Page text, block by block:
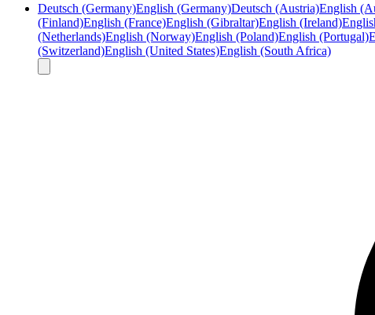
Deutsch (Germany)English (Germany)Deutsch (Austria)English
(Finland)English (France)English (Gibraltar)English (Ireland)
(Netherlands)English (Norway)English (Poland)English (Portugal)
(Switzerland)English (United States)English (South Africa)